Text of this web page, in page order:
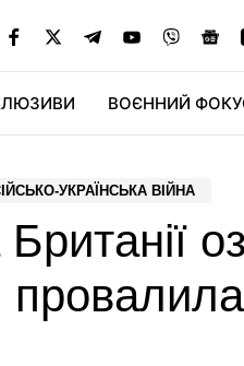
ВОЄННИЙ
УКРАЇНСЬКА ВІЙНА